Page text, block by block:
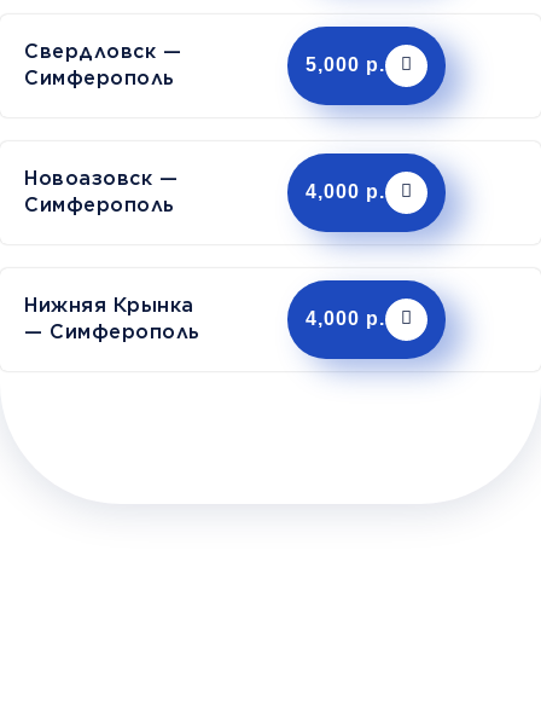
Свердловск —
Симферополь
5,000 р.
Новоазовск —
Симферополь
4,000 р.
Нижняя Крынка
— Симферополь
4,000 р.